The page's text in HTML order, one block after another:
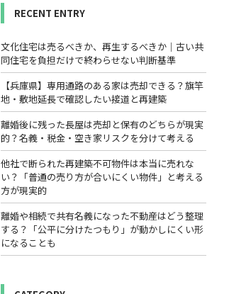
RECENT ENTRY
文化住宅は売るべきか、再生するべきか｜古い共
同住宅を負担だけで終わらせない判断基準
【兵庫県】専用通路のある家は売却できる？旗竿
地・敷地延長で確認したい接道と再建築
離婚後に残った長屋は売却と保有のどちらが現実
的？名義・税金・空き家リスクを分けて考える
他社で断られた再建築不可物件は本当に売れな
い？「普通の売り方が合いにくい物件」と考える
方が現実的
離婚や相続で共有名義になった不動産はどう整理
する？「公平に分けたつもり」が動かしにくい形
になることも